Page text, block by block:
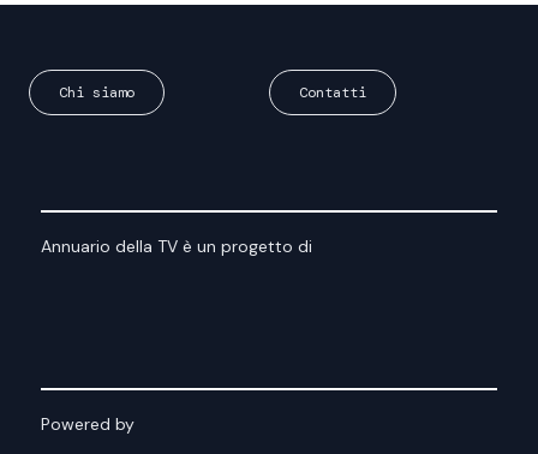
Chi siamo Contatti
Annuario della TV è un progetto di
Powered by